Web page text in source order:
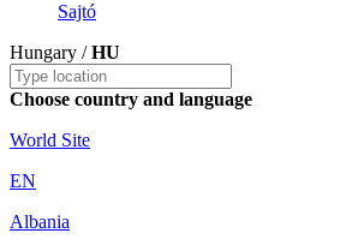
Sajtó
Hungary /HU
Choose country and language
World Site
EN
Albania